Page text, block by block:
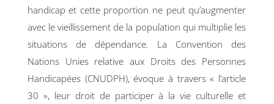
handicap et cette proportion ne peut qu’augmenter
avec le vieillissement de la population qui multiplie les
situations de dépendance. La Convention des
Nations Unies relative aux Droits des Personnes
Handicapées (CNUDPH), évoque à travers « l’article
30 », leur droit de participer à la vie culturelle et